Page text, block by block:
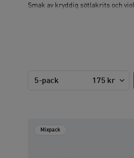
Smak av kryddig sötlakrits och viol.
5-pack 175 kr
Mixpack